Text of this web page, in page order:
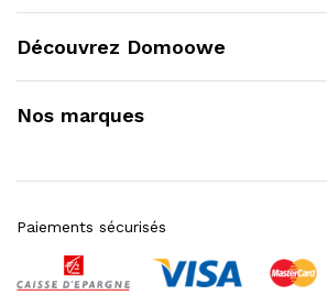
Découvrez Domoowe
Nos marques
Paiements sécurisés